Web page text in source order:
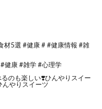
材5選 #健康 # #健康情報 #雑
健康 #雑学 #心理学
のも楽しい❣️ひんやりスイー
やりスイーツ